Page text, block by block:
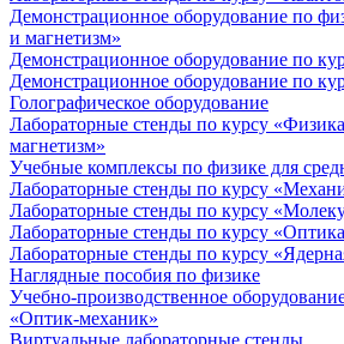
Демонстрационное оборудование по
и магнетизм»
Демонстрационное оборудование по
Демонстрационное оборудование по
Голографическое оборудование
Лабораторные стенды по курсу
магнетизм»
Учебные комплексы по физике для
Лабораторные стенды по курсу
Лабораторные стенды по курсу
Лабораторные стенды по курсу
Лабораторные стенды по курсу
Наглядные пособия по физике
Учебно-производственное
«Оптик-механик»
Виртуальные лабораторные стенды